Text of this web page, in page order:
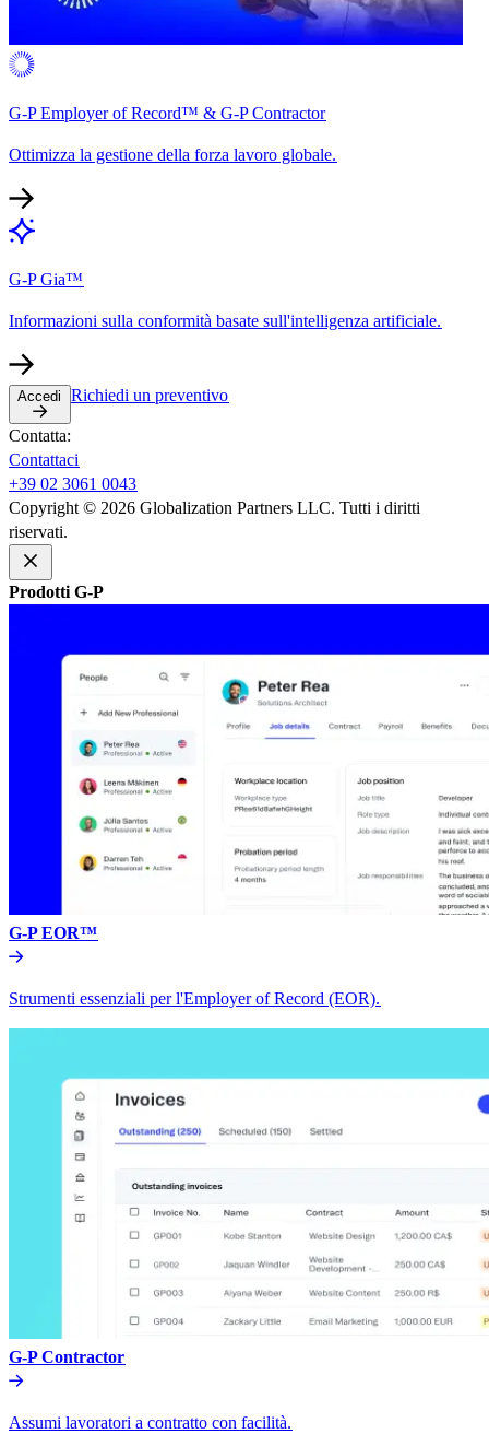
G-P Employer of Record™ & G-P Contractor​​
Ottimizza la gestione della forza lavoro globale.​​
G-P Gia™​​
Informazioni sulla conformità basate sull'intelligenza artificiale.​​
Accedi​​ Richiedi un preventivo​​
Contatta:​​
Contattaci​​
+39 02 3061 0043​​
Copyright © 2026 Globalization Partners LLC. Tutti i diritti
riservati.​​
Prodotti G-P​​
G-P EOR™​​
Strumenti essenziali per l'Employer of Record (EOR).​​
G-P Contractor​​
Assumi lavoratori a contratto con facilità.​​